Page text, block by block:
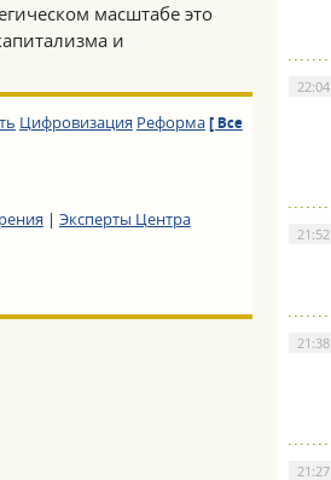
масштабе это
и
Цифровизация Реформа [ Все
| Эксперты Центра
22:04
21:52
21:38
21:27